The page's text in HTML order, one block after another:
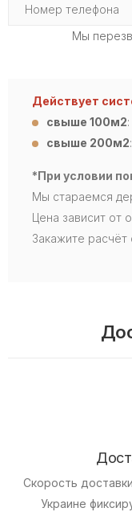
Мы
Действует
свыше 100м2
свыше 200м2
*При условии
Мы стараемся
Цена зависит от
Закажите расчёт
Скорость
Украине